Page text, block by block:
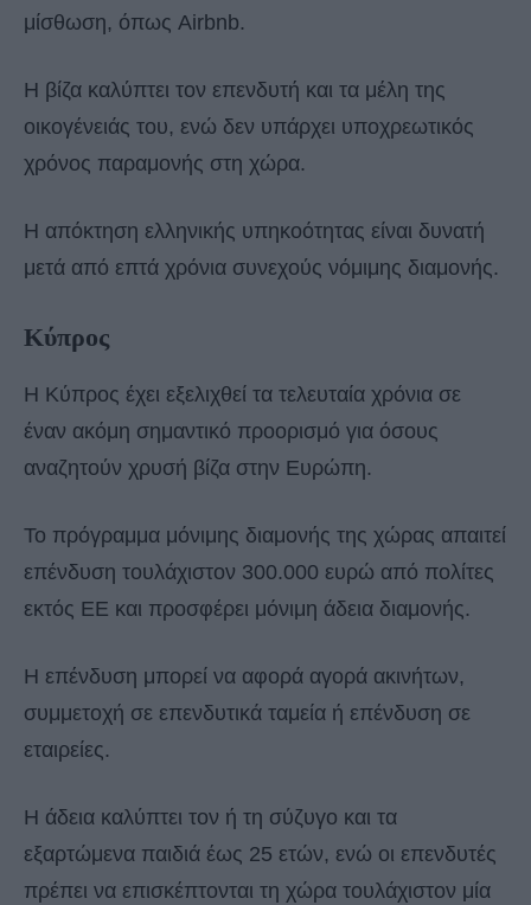
μίσθωση, όπως Airbnb.
Η βίζα καλύπτει τον επενδυτή και τα μέλη της
οικογένειάς του, ενώ δεν υπάρχει υποχρεωτικός
χρόνος παραμονής στη χώρα.
Η απόκτηση ελληνικής υπηκοότητας είναι δυνατή
μετά από επτά χρόνια συνεχούς νόμιμης διαμονής.
Κύπρος
Η Κύπρος έχει εξελιχθεί τα τελευταία χρόνια σε
έναν ακόμη σημαντικό προορισμό για όσους
αναζητούν χρυσή βίζα στην Ευρώπη.
Το πρόγραμμα μόνιμης διαμονής της χώρας απαιτεί
επένδυση τουλάχιστον 300.000 ευρώ από πολίτες
εκτός ΕΕ και προσφέρει μόνιμη άδεια διαμονής.
Η επένδυση μπορεί να αφορά αγορά ακινήτων,
συμμετοχή σε επενδυτικά ταμεία ή επένδυση σε
εταιρείες.
Η άδεια καλύπτει τον ή τη σύζυγο και τα
εξαρτώμενα παιδιά έως 25 ετών, ενώ οι επενδυτές
πρέπει να επισκέπτονται τη χώρα τουλάχιστον μία